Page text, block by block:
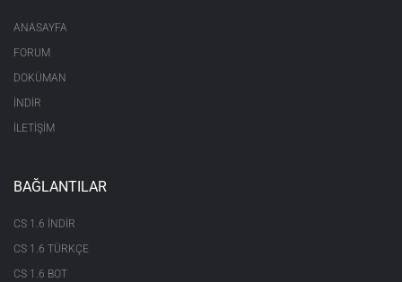
ANASAYFA
FORUM
DOKÜMAN
İNDİR
İLETİŞİM
BAĞLANTILAR
CS 1.6 INDIR
CS 1.6 TÜRKÇE
CS 1.6 BOT